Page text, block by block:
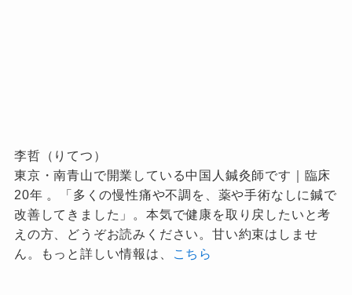
李哲（りてつ）
東京・南青山で開業している中国人鍼灸師です｜臨床
20年 。「多くの慢性痛や不調を、薬や手術なしに鍼で
改善してきました」。本気で健康を取り戻したいと考
えの方、どうぞお読みください。甘い約束はしませ
ん。もっと詳しい情報は、
こちら